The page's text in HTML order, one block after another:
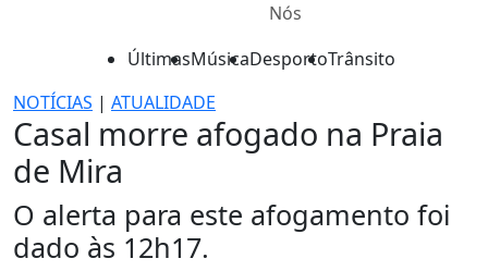
Nós
ÚltimasMúsicaDesportoTrânsito
NOTÍCIAS | ATUALIDADE
Casal morre afogado na Praia
de Mira
O alerta para este afogamento foi
dado às 12h17.